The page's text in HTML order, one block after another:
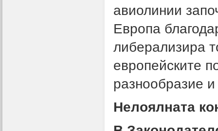
авиолинии
Европа
либерализира
европейските
разнообразие и
Нелоялната